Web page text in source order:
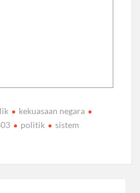
kekuasaan negara
politik
sistem